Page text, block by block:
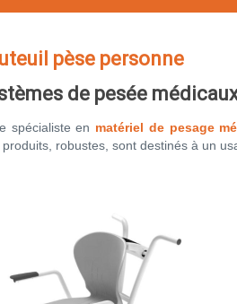
pèse personne
de pesée
spécialiste en matériel de pesage
produits, robustes, sont destinés à un